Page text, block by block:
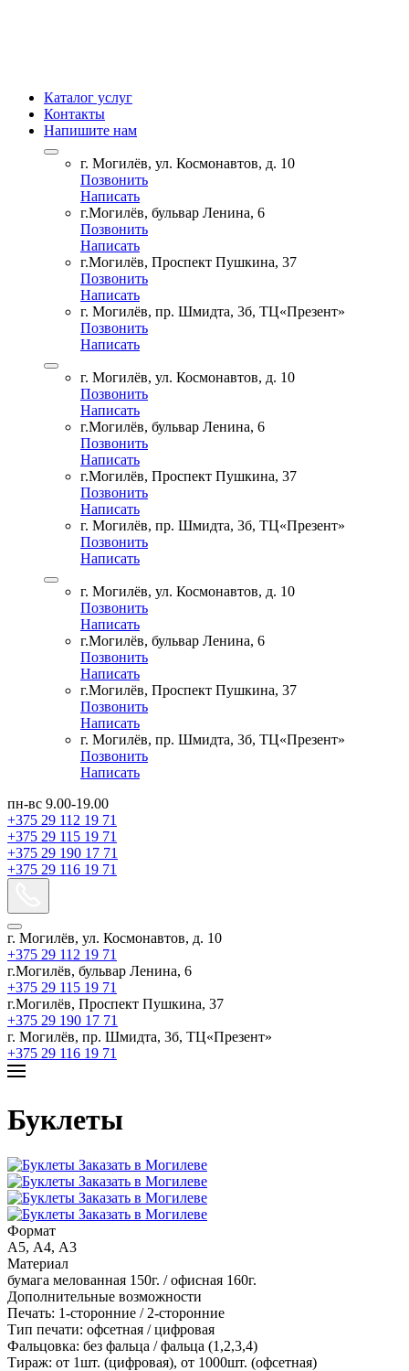
Каталог услуг
Контакты
Напишите нам
г. Могилёв, ул. Космонавтов, д. 10
Позвонить
Написать
г.Могилёв, бульвар Ленина, 6
Позвонить
Написать
г.Могилёв, Проспект Пушкина, 37
Позвонить
Написать
г. Могилёв, пр. Шмидта, 3б, ТЦ«Презент»
Позвонить
Написать
г. Могилёв, ул. Космонавтов, д. 10
Позвонить
Написать
г.Могилёв, бульвар Ленина, 6
Позвонить
Написать
г.Могилёв, Проспект Пушкина, 37
Позвонить
Написать
г. Могилёв, пр. Шмидта, 3б, ТЦ«Презент»
Позвонить
Написать
г. Могилёв, ул. Космонавтов, д. 10
Позвонить
Написать
г.Могилёв, бульвар Ленина, 6
Позвонить
Написать
г.Могилёв, Проспект Пушкина, 37
Позвонить
Написать
г. Могилёв, пр. Шмидта, 3б, ТЦ«Презент»
Позвонить
Написать
пн-вс 9.00-19.00
+375 29 112 19 71
+375 29 115 19 71
+375 29 190 17 71
+375 29 116 19 71
г. Могилёв, ул. Космонавтов, д. 10
+375 29 112 19 71
г.Могилёв, бульвар Ленина, 6
+375 29 115 19 71
г.Могилёв, Проспект Пушкина, 37
+375 29 190 17 71
г. Могилёв, пр. Шмидта, 3б, ТЦ«Презент»
+375 29 116 19 71
Буклеты
Формат
А5, А4, А3
Материал
бумага мелованная 150г. / офисная 160г.
Дополнительные возможности
Печать: 1-сторонние / 2-сторонние
Тип печати: офсетная / цифровая
Фальцовка: без фальца / фальца (1,2,3,4)
Тираж: от 1шт. (цифровая), от 1000шт. (офсетная)